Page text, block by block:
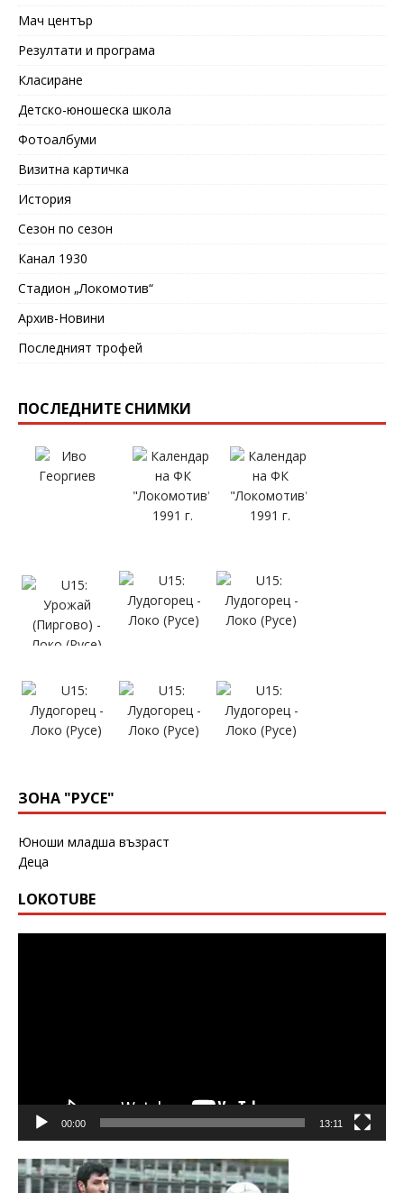
Мач център
Резултати и програма
Класиране
Детско-юношеска школа
Фотоалбуми
Визитна картичка
История
Сезон по сезон
Канал 1930
Стадион „Локомотив“
Архив-Новини
Последният трофей
ПОСЛЕДНИТЕ СНИМКИ
ЗОНА "РУСЕ"
Юноши младша възраст
Деца
LOKOTUBE
00:00 13:11